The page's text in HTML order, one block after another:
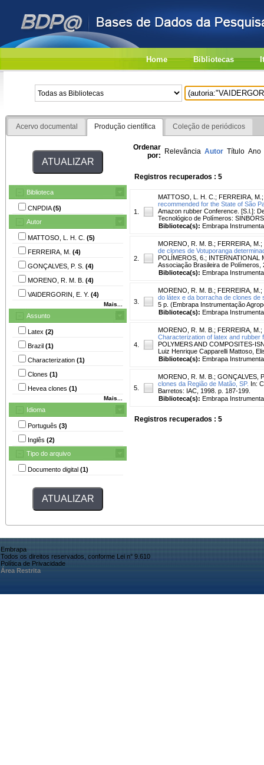
Home Bibliotecas
Acervo documental Produção científica Coleção de periódicos
Biblioteca
CNPDIA(5)
Autor
MATTOSO, L. H. C. (5)
FERREIRA, M. (4)
GONÇALVES, P. S. (4)
MORENO, R. M. B. (4)
VAIDERGORIN, E. Y. (4)
Mais...
Assunto
Latex (2)
Brazil (1)
Characterization (1)
Clones (1)
Hevea clones (1)
Mais...
Idioma
Português (3)
Inglês (2)
Tipo do arquivo
Documento digital (1)
Ordenar
por: Relevância Autor Título Ano
Registros recuperados : 5
1.
MATTOSO, L. H. C. ; FERREIRA, M.
recommended for the State of São
Amazon rubber Conference. [S.l.]:
Tecnológico de Polímeros:
Biblioteca(s): Embrapa
2.
MORENO, R. M. B. ; FERREIRA, M. ;
de clones de Votuporanga
POLÍMEROS, 6.;
Associação Brasileira de Polímeros,
Biblioteca(s): Embrapa
3.
MORENO, R. M. B. ; FERREIRA, M. ;
do látex e da borracha de clones de
5 p. (Embrapa Instrumentação
Biblioteca(s): Embrapa
4.
MORENO, R. M. B. ; FERREIRA, M. ;
Characterization of latex and rubber
POLYMERS AND COMPOSITES-
Luiz Henrique Capparelli Mattoso,
Biblioteca(s): Embrapa
5.
MORENO, R. M. B. ; GONÇALVES,
clones da Região de Matão, SP. In:
Barretos: IAC, 1998. p. 187-199.
Biblioteca(s): Embrapa
Registros recuperados : 5
Embrapa
Todos os direitos reservados, conforme Lei n° 9.610
Política de Privacidade
Área Restrita